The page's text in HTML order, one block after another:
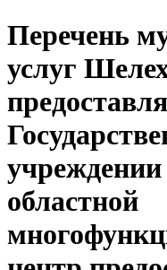
Перечень
услуг
областной